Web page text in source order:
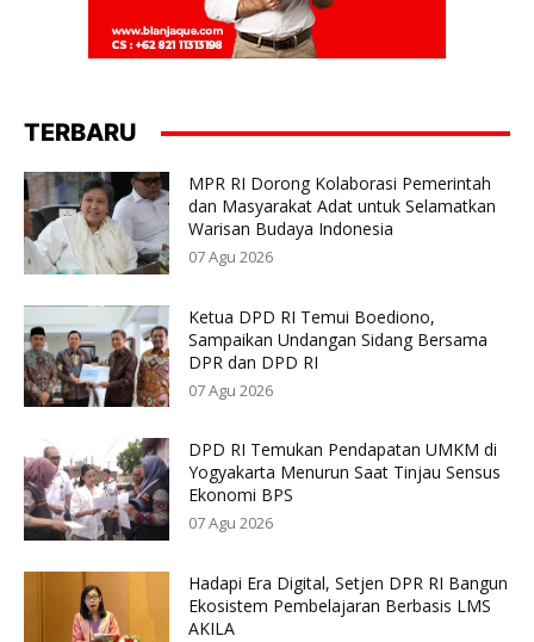
TERBARU
MPR RI Dorong Kolaborasi Pemerintah
dan Masyarakat Adat untuk Selamatkan
Warisan Budaya Indonesia
07 Agu 2026
Ketua DPD RI Temui Boediono,
Sampaikan Undangan Sidang Bersama
DPR dan DPD RI
07 Agu 2026
DPD RI Temukan Pendapatan UMKM di
Yogyakarta Menurun Saat Tinjau Sensus
Ekonomi BPS
07 Agu 2026
Hadapi Era Digital, Setjen DPR RI Bangun
Ekosistem Pembelajaran Berbasis LMS
AKILA